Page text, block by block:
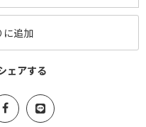
に追加
ェアする